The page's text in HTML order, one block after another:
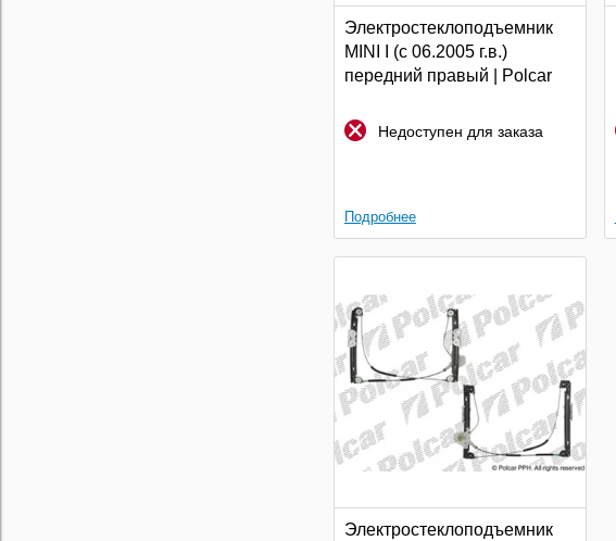
Электростеклоподъемник
MINI I (c 06.2005 г.в.)
передний правый | Polcar
Недоступен для заказа
Подробнее
Электростеклоподъемник